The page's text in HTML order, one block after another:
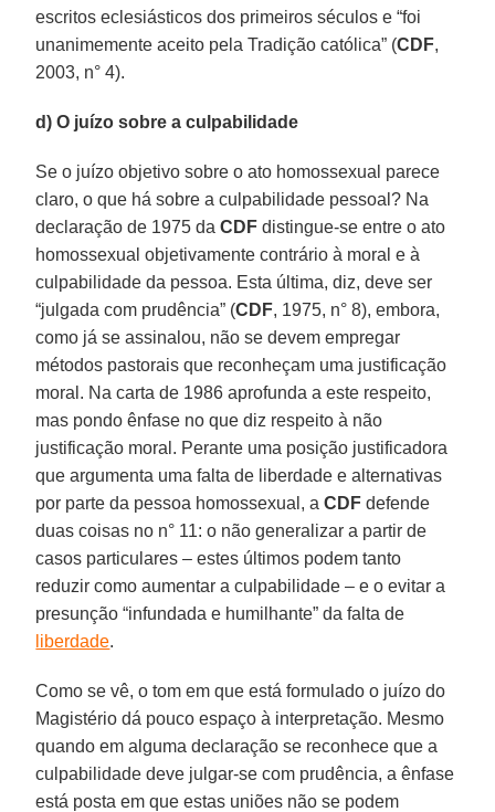
escritos eclesiásticos dos primeiros séculos e “foi
unanimemente aceito pela Tradição católica” (CDF,
2003, n° 4).
d) O juízo sobre a culpabilidade
Se o juízo objetivo sobre o ato homossexual parece
claro, o que há sobre a culpabilidade pessoal? Na
declaração de 1975 daCDF distingue-se entre o ato
homossexual objetivamente contrário à moral e à
culpabilidade da pessoa. Esta última, diz, deve ser
“julgada com prudência” (CDF, 1975, n° 8), embora,
como já se assinalou, não se devem empregar
métodos pastorais que reconheçam uma justificação
moral. Na carta de 1986 aprofunda a este respeito,
mas pondo ênfase no que diz respeito à não
justificação moral. Perante uma posição justificadora
que argumenta uma falta de liberdade e alternativas
por parte da pessoa homossexual, aCDF defende
duas coisas no n° 11: o não generalizar a partir de
casos particulares – estes últimos podem tanto
reduzir como aumentar a culpabilidade – e o evitar a
presunção “infundada e humilhante” da falta de
liberdade.
Como se vê, o tom em que está formulado o juízo do
Magistério dá pouco espaço à interpretação. Mesmo
quando em alguma declaração se reconhece que a
culpabilidade deve julgar-se com prudência, a ênfase
está posta em que estas uniões não se podem